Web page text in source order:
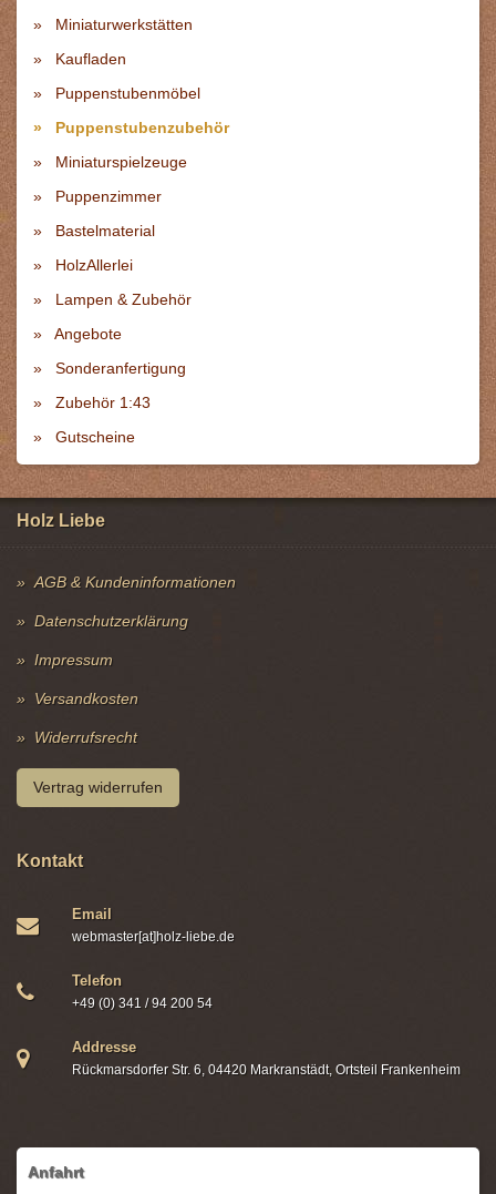
Miniaturwerkstätten
Kaufladen
Puppenstubenmöbel
Puppenstubenzubehör
Miniaturspielzeuge
Puppenzimmer
Bastelmaterial
HolzAllerlei
Lampen & Zubehör
Angebote
Sonderanfertigung
Zubehör 1:43
Gutscheine
Holz Liebe
AGB & Kundeninformationen
Datenschutzerklärung
Impressum
Versandkosten
Widerrufsrecht
Vertrag widerrufen
Kontakt
Email
webmaster[at]holz-liebe.de
Telefon
+49 (0) 341 / 94 200 54
Addresse
Rückmarsdorfer Str. 6, 04420 Markranstädt, Ortsteil Frankenheim
Anfahrt